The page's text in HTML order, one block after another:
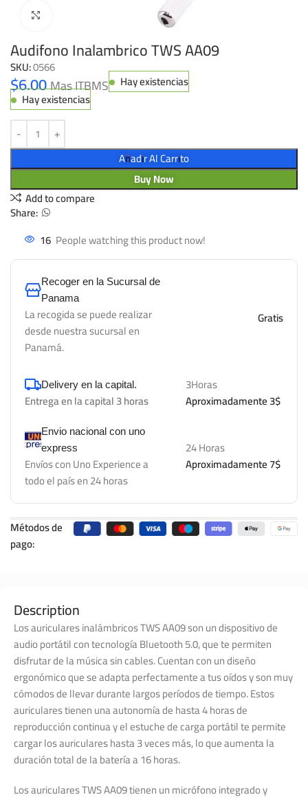
Audifono Inalambrico TWS AA09
SKU:0566
$6.00Mas ITBMS
Hay existencias
Hay existencias
Añadir Al Carrito
Buy Now
Add to compare
Share:
16 People watching this product now!
Recoger en la Sucursal de
Panama
La recogida se puede realizar
desde nuestra sucursal en
Panamá.
Gratis
Delivery en la capital.
Entrega en la capital 3 horas
3Horas
Aproximadamente 3$
Envio nacional con uno
express
Envíos con Uno Experience a
todo el país en 24 horas
24 Horas
Aproximadamente 7$
Métodos de
pago:
Description
Los auriculares inalámbricos TWS AA09 son un dispositivo de
audio portátil con tecnología Bluetooth 5.0, que te permiten
disfrutar de la música sin cables. Cuentan con un diseño
ergonómico que se adapta perfectamente a tus oídos y son muy
cómodos de llevar durante largos períodos de tiempo. Estos
auriculares tienen una autonomía de hasta 4 horas de
reproducción continua y el estuche de carga portátil te permite
cargar los auriculares hasta 3 veces más, lo que aumenta la
duración total de la batería a 16 horas.
Los auriculares TWS AA09 tienen un micrófono integrado y